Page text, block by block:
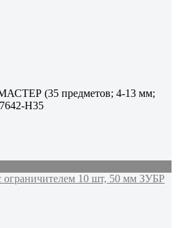
(35 предметов; 4-13 мм;
H35